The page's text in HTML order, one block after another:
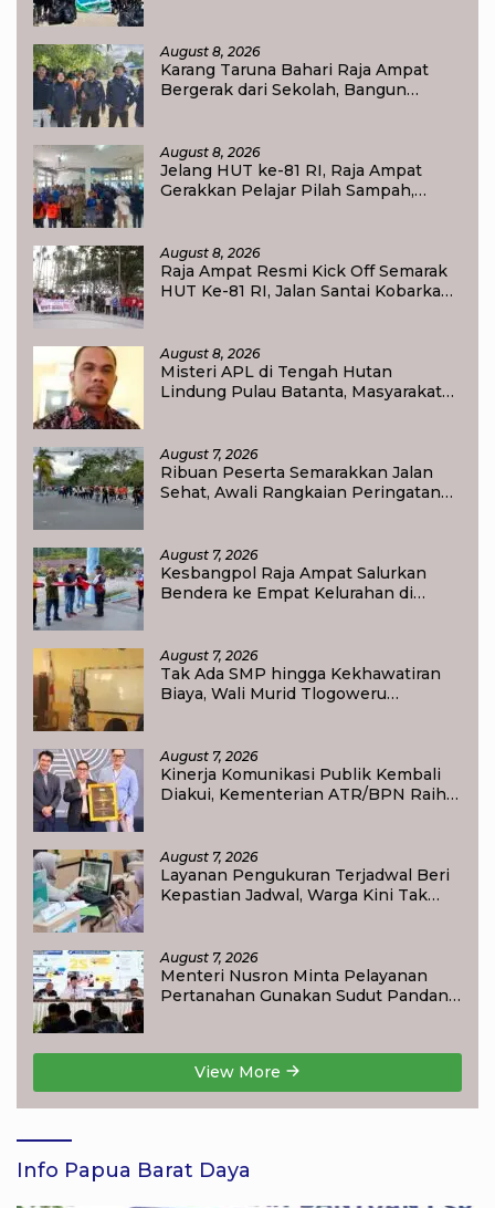
August 8, 2026
Karang Taruna Bahari Raja Ampat
Bergerak dari Sekolah, Bangun
August 8, 2026
Jelang HUT ke-81 RI, Raja Ampat
Gerakkan Pelajar Pilah Sampah,
August 8, 2026
Raja Ampat Resmi Kick Off Semarak
HUT Ke-81 RI, Jalan Santai Kobarkan
August 8, 2026
Misteri APL di Tengah Hutan
Lindung Pulau Batanta, Masyarakat
August 7, 2026
Ribuan Peserta Semarakkan Jalan
Sehat, Awali Rangkaian Peringatan
August 7, 2026
Kesbangpol Raja Ampat Salurkan
Bendera ke Empat Kelurahan di
August 7, 2026
Tak Ada SMP hingga Kekhawatiran
Biaya, Wali Murid Tlogoweru
August 7, 2026
Kinerja Komunikasi Publik Kembali
Diakui, Kementerian ATR/BPN Raih
August 7, 2026
Layanan Pengukuran Terjadwal Beri
Kepastian Jadwal, Warga Kini Tak
August 7, 2026
Menteri Nusron Minta Pelayanan
Pertanahan Gunakan Sudut Pandang
View More
Info Papua Barat Daya